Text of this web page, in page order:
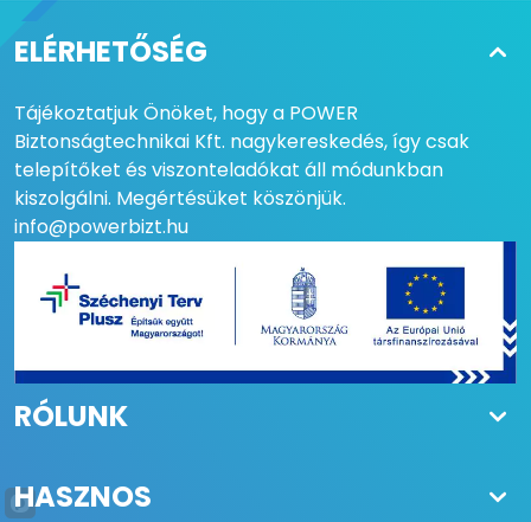
MŰKÖDÉSI
HŐMÉRSÉKLET
LEFEDETTSÉG 50 m x 100 m
MÉRET 230 x 160 x 256,6 mm
SÚLY
HATÓTÁVOLSÁG 100 m
TÁPELLÁTÁS 19,2 - 30 V DC
ÉRZÉKELÉSI SEBESSÉG 0,125 - 100 m/s
ELÉRHETŐSÉG
Tájékoztatjuk Önöket, hogy a POWER
Biztonságtechnikai Kft. nagykereskedés, így csak
telepítőket és viszonteladókat áll módunkban
kiszolgálni. Megértésüket köszönjük.
info@powerbizt.hu
RÓLUNK
HASZNOS